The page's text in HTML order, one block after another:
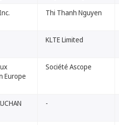
Thi Thanh Nguyen
KLTE Limited
Europe
Société Ascope
-